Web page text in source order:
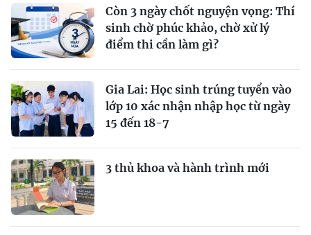
Còn 3 ngày chốt nguyện vọng: Thí
sinh chờ phúc khảo, chờ xử lý
điểm thi cần làm gì?
Gia Lai: Học sinh trúng tuyển vào
lớp 10 xác nhận nhập học từ ngày
15 đến 18-7
3 thủ khoa và hành trình mới